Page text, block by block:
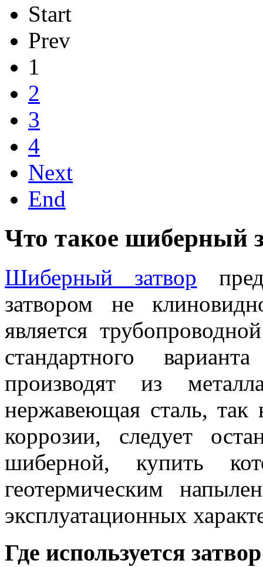
Start
Prev
1
2
3
4
Next
End
Что такое шиберный
Шиберный затвор
затвором не
является
стандартного
производят из
нержавеющая сталь, так
коррозии, следует
шиберной, купить
геотермическим
эксплуатационных
Где используется